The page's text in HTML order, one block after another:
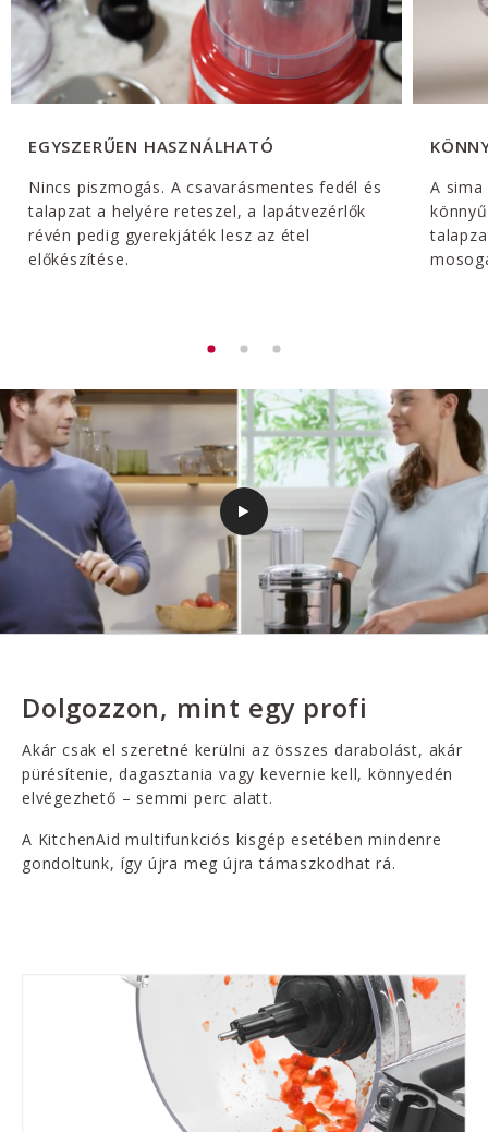
EGYSZERŰEN HASZNÁLHATÓ
Nincs piszmogás. A csavarásmentes fedél és
talapzat a helyére reteszel, a lapátvezérlők
révén pedig gyerekjáték lesz az étel
előkészítése.
A
Dolgozzon, mint egy profi
Akár csak el szeretné kerülni az összes darabolást, akár
pürésítenie, dagasztania vagy kevernie kell, könnyedén
elvégezhető – semmi perc alatt.
A KitchenAid multifunkciós kisgép esetében mindenre
gondoltunk, így újra meg újra támaszkodhat rá.